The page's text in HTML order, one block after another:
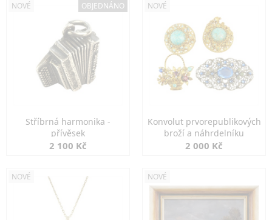
NOVÉ OBJEDNÁNO
Stříbrná harmonika -
přívěsek
2 100 Kč
NOVÉ
Konvolut prvorepublikových
broží a náhrdelníku
2 000 Kč
NOVÉ NOVÉ